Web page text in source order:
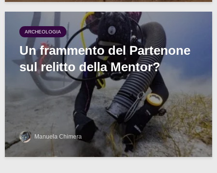
ARCHEOLOGIA
Un frammento del Partenone
sul relitto della Mentor?
Manuela Chimera